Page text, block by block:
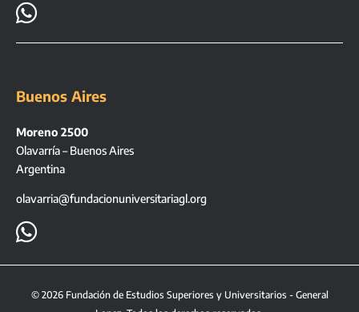

Buenos Aires
Moreno 2500
Olavarría – Buenos Aires
Argentina
olavarria@fundacionuniversitariagl.org

© 2026Fundación de Estudios Superiores y Universitarios - General